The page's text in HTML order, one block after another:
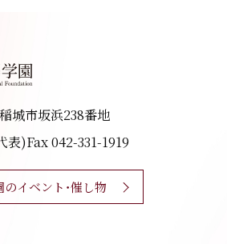
城市坂浜238番地
表)Fax 042-331-1919
のイベント・催し物